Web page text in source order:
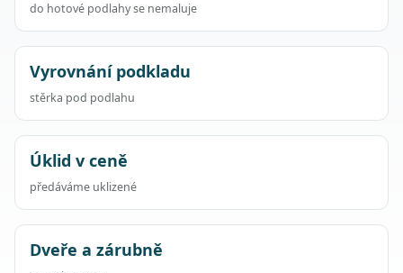
do hotové podlahy se nemaluje
Vyrovnání podkladu
stěrka pod podlahu
Úklid v ceně
předáváme uklizené
Dveře a zárubně